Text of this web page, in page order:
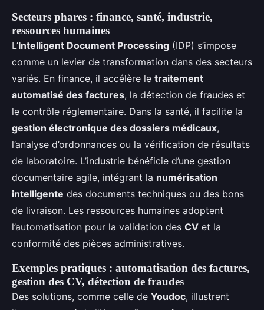
Secteurs phares : finance, santé, industrie,
ressources humaines
L’Intelligent Document Processing (IDP) s’impose
comme un levier de transformation dans des secteurs
variés. En finance, il accélère le traitement
automatisé des factures, la détection de fraudes et
le contrôle réglementaire. Dans la santé, il facilite la
gestion électronique des dossiers médicaux,
l’analyse d’ordonnances ou la vérification de résultats
de laboratoire. L’industrie bénéficie d’une gestion
documentaire agile, intégrant la numérisation
intelligente des documents techniques ou des bons
de livraison. Les ressources humaines adoptent
l’automatisation pour la validation des CV et la
conformité des pièces administratives.
Exemples pratiques : automatisation des factures,
gestion des CV, détection de fraudes
Des solutions, comme celle de Youdoc, illustrent